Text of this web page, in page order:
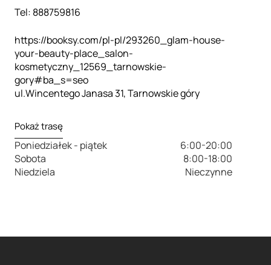
Tel: 888759816
https://booksy.com/pl-pl/293260_glam-house-
your-beauty-place_salon-
kosmetyczny_12569_tarnowskie-
gory#ba_s=seo
ul.Wincentego Janasa 31, Tarnowskie góry
Pokaż trasę
Poniedziałek - piątek
6:00-20:00
Sobota
8:00-18:00
Niedziela
Nieczynne